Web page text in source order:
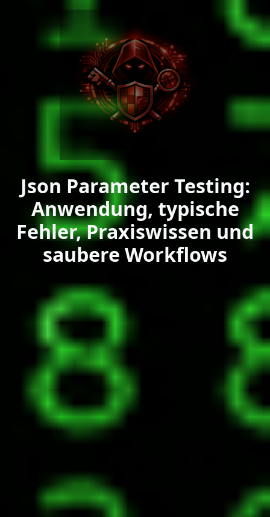
Json Parameter Testing:
Anwendung, typische
Fehler, Praxiswissen und
saubere Workflows